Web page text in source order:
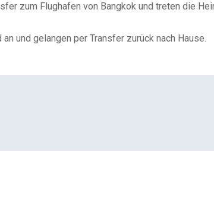
zum Flughafen von Bangkok und treten die
und gelangen per Transfer zurück nach Hause.